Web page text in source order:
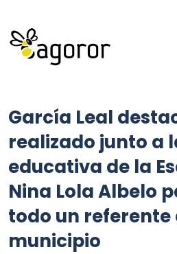
García Leal
realizado junto a
educativa de la
Nina Lola Albelo
todo un referente
municipio